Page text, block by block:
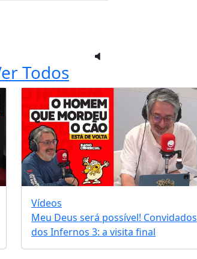
Todos
Vídeos
Meu Deus será possível! Convidados
dos Infernos 3: a visita final